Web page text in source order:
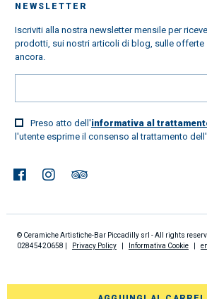
NEWSLETTER
Iscriviti alla nostra newsletter mensile per
prodotti, sui nostri articoli di blog, sulle offerte
ancora.
Preso atto dell'informativa al
l'utente esprime il consenso al trattamento
© Ceramiche Artistiche-Bar Piccadilly srl - All rights
02845420658 |
Privacy Policy Informativa Cookie